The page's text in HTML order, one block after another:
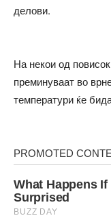
делови.
На некои од
преминуваат во
температури ќе